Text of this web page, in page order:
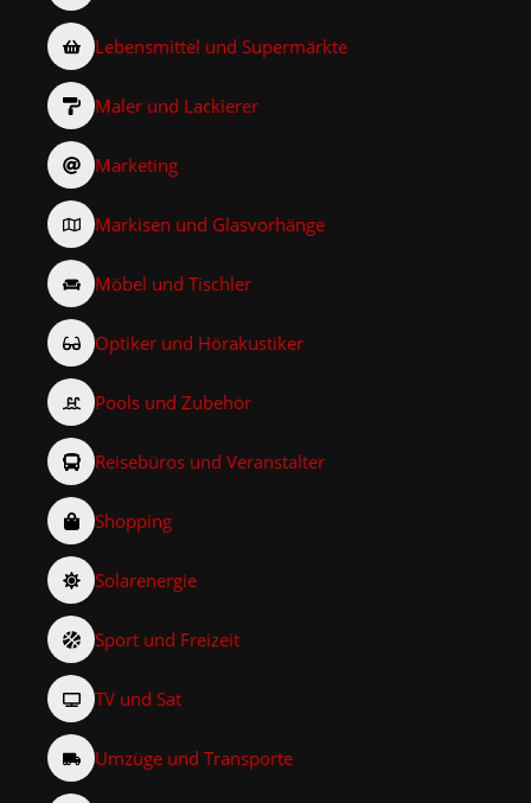
Lebensmittel und Supermärkte
Maler und Lackierer
Marketing
Markisen und Glasvorhänge
Möbel und Tischler
Optiker und Hörakustiker
Pools und Zubehör
Reisebüros und Veranstalter
Shopping
Solarenergie
Sport und Freizeit
TV und Sat
Umzüge und Transporte